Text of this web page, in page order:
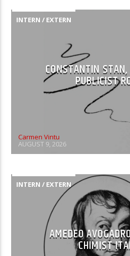
INTERN / EXTERN
CONSTANTIN
PUBLICIST
Carmen Vintu
AUGUST 9, 2026
INTERN / EXTERN
AMEDEO
CHIMIST